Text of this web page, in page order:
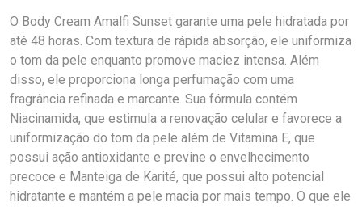
O Body Cream Amalfi Sunset garante uma pele hidratada por
até 48 horas. Com textura de rápida absorção, ele uniformiza
o tom da pele enquanto promove maciez intensa. Além
disso, ele proporciona longa perfumação com uma
fragrância refinada e marcante. Sua fórmula contém
Niacinamida, que estimula a renovação celular e favorece a
uniformização do tom da pele além de Vitamina E, que
possui ação antioxidante e previne o envelhecimento
precoce e Manteiga de Karité, que possui alto potencial
hidratante e mantém a pele macia por mais tempo. O que ele